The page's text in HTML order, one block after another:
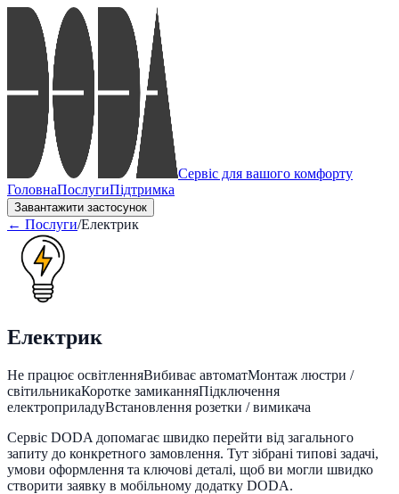
Сервіс для вашого комфорту
ГоловнаПослугиПідтримка
Завантажити застосунок
← Послуги/Електрик
Електрик
Не працює освітленняВибиває автоматМонтаж люстри /
світильникаКоротке замиканняПідключення
електроприладуВстановлення розетки / вимикача
Сервіс DODA допомагає швидко перейти від загального
запиту до конкретного замовлення. Тут зібрані типові задачі,
умови оформлення та ключові деталі, щоб ви могли швидко
створити заявку в мобільному додатку DODA.